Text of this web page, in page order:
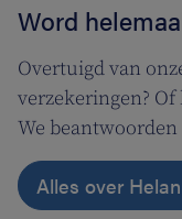
Word
Overtuigd van
verzekeringen?
We beantwoorden
Alles over